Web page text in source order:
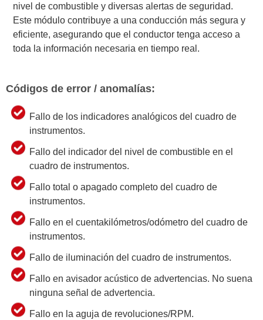
nivel de combustible y diversas alertas de seguridad.
Este módulo contribuye a una conducción más segura y
eficiente, asegurando que el conductor tenga acceso a
toda la información necesaria en tiempo real.
Códigos de error / anomalías:
Fallo de los indicadores analógicos del cuadro de
instrumentos.
Fallo del indicador del nivel de combustible en el
cuadro de instrumentos.
Fallo total o apagado completo del cuadro de
instrumentos.
Fallo en el cuentakilómetros/odómetro del cuadro de
instrumentos.
Fallo de iluminación del cuadro de instrumentos.
Fallo en avisador acústico de advertencias. No suena
ninguna señal de advertencia.
Fallo en la aguja de revoluciones/RPM.